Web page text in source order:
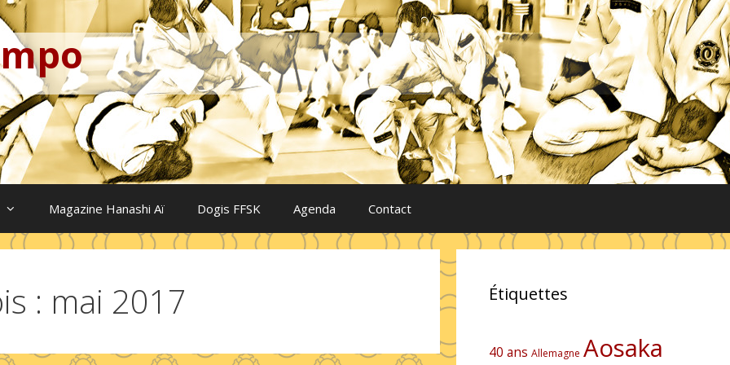
Magazine Hanashi Aï Dogis FFSK Agenda Contact
: mai 2017 Étiquettes
40 ans Allemagne Aosaka